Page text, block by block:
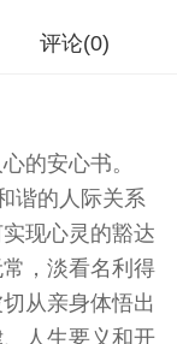
评论(0)
的安心书。
谐的人际关系
现心灵的豁达
，淡看名利得
从亲身体悟出
人生要义和开